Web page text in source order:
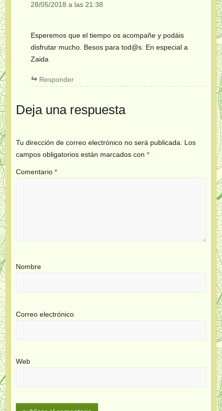
28/05/2018 a las 21:38
Esperemos que el tiempo os acompañe y podáis
disfrutar mucho. Besos para tod@s. En especial a
Zaida
Responder
Deja una respuesta
Tu dirección de correo electrónico no será publicada.
Los
campos obligatorios están marcados con *
Comentario *
Nombre
Correo electrónico
Web